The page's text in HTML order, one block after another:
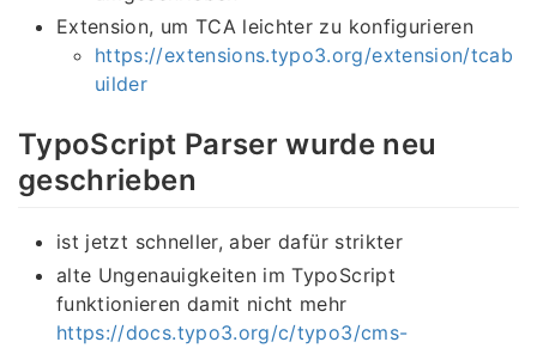
Extension, um TCA leichter zu konfigurieren
https://extensions.typo3.org/extension/tcab
uilder
TypoScript Parser wurde neu
geschrieben
ist jetzt schneller, aber dafür strikter
alte Ungenauigkeiten im TypoScript
funktionieren damit nicht mehr
https://docs.typo3.org/c/typo3/cms-